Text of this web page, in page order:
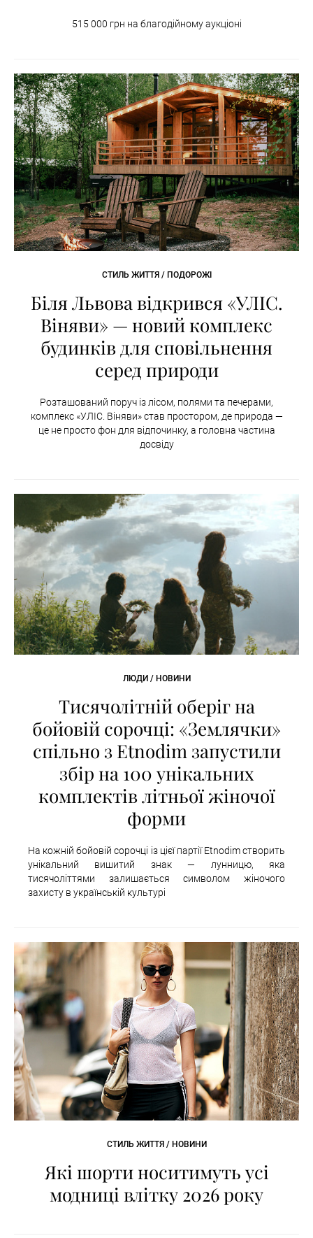
515 000 грн на благодійному аукціоні
СТИЛЬ ЖИТТЯ / ПОДОРОЖІ
Біля Львова відкрився «УЛІС.
Віняви» — новий комплекс
будинків для сповільнення
серед природи
Розташований поруч із лісом, полями та печерами,
комплекс «УЛІС. Віняви» став простором, де природа —
це не просто фон для відпочинку, а головна частина
досвіду
ЛЮДИ / НОВИНИ
Тисячолітній оберіг на
бойовій сорочці: «Землячки»
спільно з Etnodim запустили
збір на 100 унікальних
комплектів літньої жіночої
форми
На кожній бойовій сорочці із цієї партії Etnodim створить
унікальний вишитий знак — лунницю, яка
тисячоліттями залишається символом жіночого
захисту в українській культурі
СТИЛЬ ЖИТТЯ / НОВИНИ
Які шорти носитимуть усі
модниці влітку 2026 року